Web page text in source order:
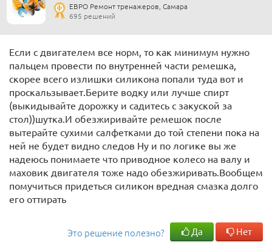
ЕВРО Ремонт тренажеров, Самара
695 решений
Если с двигателем все норм, то как минимум нужно
пальцем провести по внутренней части ремешка,
скорее всего излишки силикона попали туда вот и
проскальзывает.Берите водку или лучше спирт
(выкидывайте дорожку и садитесь с закуской за
стол))шутка.И обезжиривайте ремешок после
вытерайте сухими салфетками до той степени пока на
ней не будет видно следов Ну и по логике вы же
надеюсь понимаете что приводное колесо на валу и
маховик двигателя тоже надо обезжиривать.Вообщем
помучиться придеться силикон вредная смазка долго
его оттирать
Это решение полезно? Да Нет